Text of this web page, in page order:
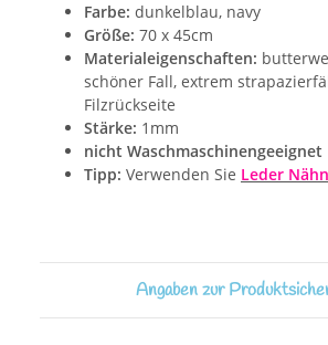
Farbe: dunkelblau, navy
Größe: 70 x 45cm
Materialeigenschaften:
schöner Fall, extrem
Filzrückseite
Stärke: 1mm
nicht Waschmaschinengeeignet
Tipp: Verwenden Sie Leder
Angaben zur